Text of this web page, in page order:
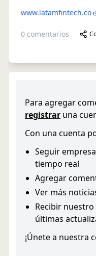
www.latamfintech.co
0 comentarios
Para agregar
registrar una
Con una cuenta
Seguir
tiempo real
Agregar
Ver más
Recibir
últimas
¡Únete a nuestra